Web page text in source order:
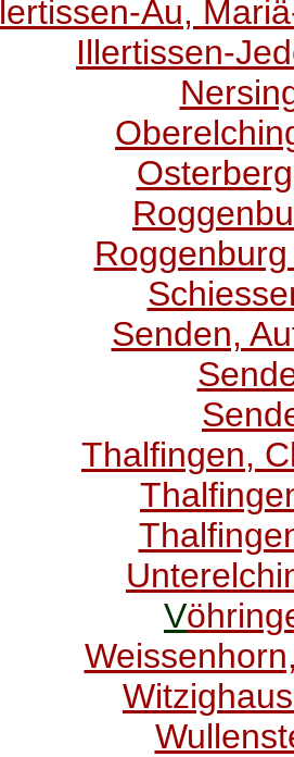
Illertissen-Au,
Illertissen-
Senden,
Thalfingen,
V